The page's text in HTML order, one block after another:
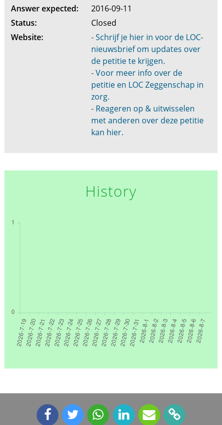
Answer expected:
2016-09-11
Status:
Closed
Website:
- Schrijf je hier in voor de LOC-
nieuwsbrief om updates over
de petitie te krijgen.
- Voor meer info over de
petitie en LOC Zeggenschap in
zorg.
- Reageren op & uitwisselen
met anderen over deze petitie
kan hier.
History